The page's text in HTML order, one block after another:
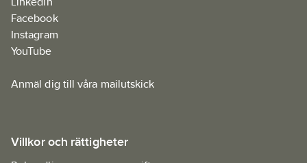
Facebook
Instagram
YouTube
Anmäl dig till våra mailutskick
Villkor och rättigheter